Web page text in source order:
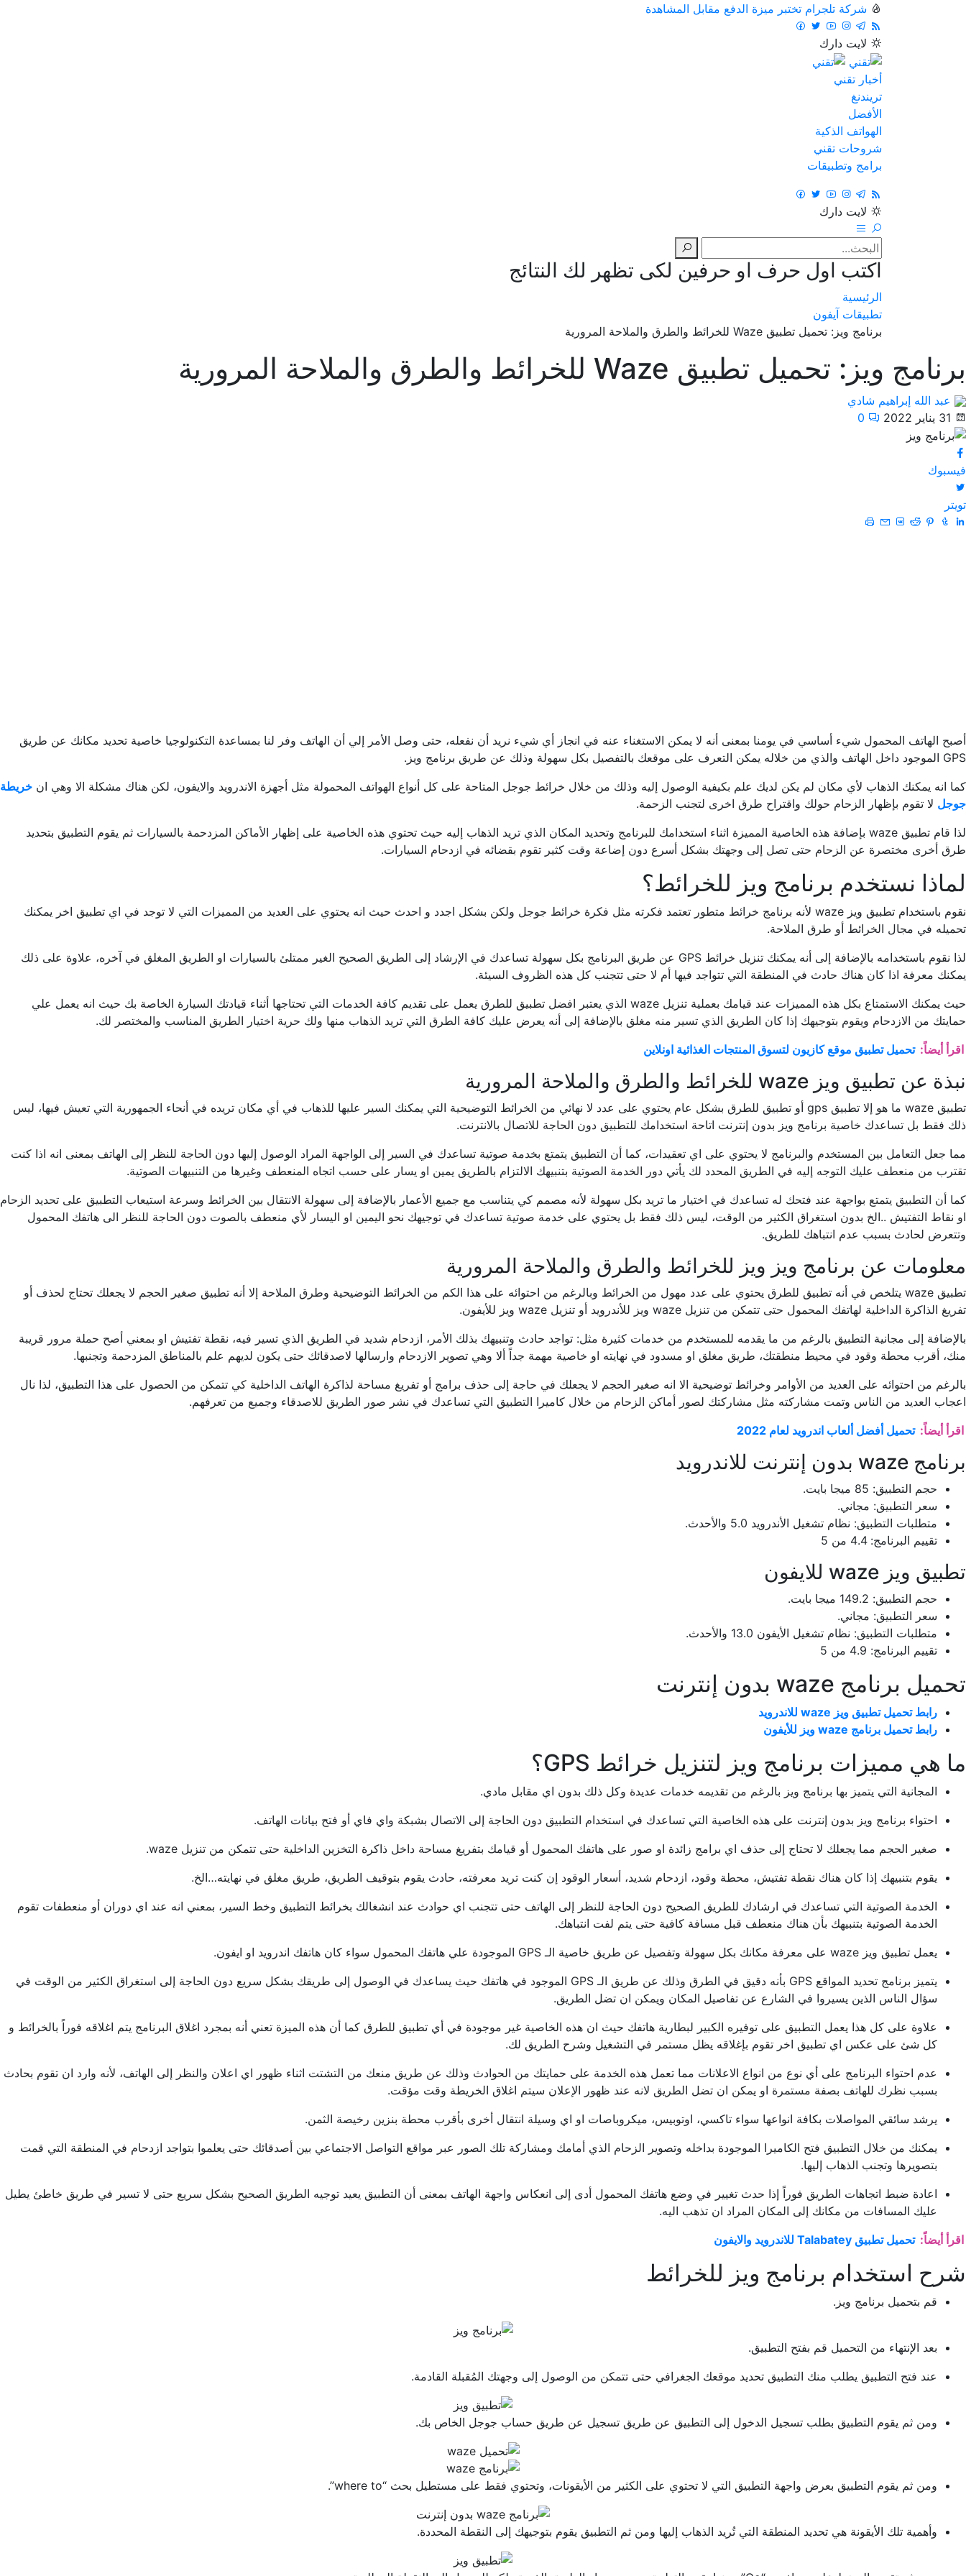
شركة تلجرام تختبر ميزة الدفع مقابل المشاهدة
لايت دارك
أخبار تقني
تريندنغ
الأفضل
الهواتف الذكية
شروحات تقني
برامج وتطبيقات
لايت دارك
اكتب اول حرف او حرفين لكى تظهر لك النتائج
الرئيسية
تطبيقات آيفون
برنامج ويز: تحميل تطبيق Waze للخرائط والطرق والملاحة المرورية
برنامج ويز: تحميل تطبيق Waze للخرائط والطرق والملاحة المرورية
عبد الله إبراهيم شادي
31 يناير 2022
0
فيسبوك
تويتر
أصبح الهاتف المحمول شيء أساسي في يومنا بمعنى أنه لا يمكن الاستغناء عنه في انجاز أي شيء نريد أن نفعله، حتى وصل الأمر إلي أن الهاتف وفر لنا بمساعدة التكنولوجيا خاصية تحديد مكانك عن طريق
GPS الموجود داخل الهاتف والذي من خلاله يمكن التعرف على موقعك بالتفصيل بكل سهولة وذلك عن طريق برنامج ويز.
كما انه يمكنك الذهاب لأي مكان لم يكن لديك علم بكيفية الوصول إليه وذلك من خلال خرائط جوجل المتاحة على كل أنواع الهواتف المحمولة مثل أجهزة الاندرويد والايفون، لكن هناك مشكلة الا وهي ان خريطة
جوجل لا تقوم بإظهار الزحام حولك واقتراح طرق اخرى لتجنب الزحمة.
لذا قام تطبيق waze بإضافة هذه الخاصية المميزة اثناء استخدامك للبرنامج وتحديد المكان الذي تريد الذهاب إليه حيث تحتوي هذه الخاصية على إظهار الأماكن المزدحمة بالسيارات ثم يقوم التطبيق بتحديد
طرق أخرى مختصرة عن الزحام حتى تصل إلى وجهتك بشكل أسرع دون إضاعة وقت كثير تقوم بقضائه في ازدحام السيارات.
لماذا نستخدم برنامج ويز للخرائط؟
نقوم باستخدام تطبيق ويز waze لأنه برنامج خرائط متطور تعتمد فكرته مثل فكرة خرائط جوجل ولكن بشكل اجدد و احدث حيث انه يحتوي على العديد من المميزات التي لا توجد في اي تطبيق اخر يمكنك
تحميله في مجال الخرائط أو طرق الملاحة.
لذا نقوم باستخدامه بالإضافة إلى أنه يمكنك تنزيل خرائط GPS عن طريق البرنامج بكل سهولة تساعدك في الإرشاد إلى الطريق الصحيح الغير ممتلئ بالسيارات او الطريق المغلق في آخره، علاوة على ذلك
يمكنك معرفة اذا كان هناك حادث في المنطقة التي تتواجد فيها أم لا حتى تتجنب كل هذه الظروف السيئة.
حيث يمكنك الاستمتاع بكل هذه المميزات عند قيامك بعملية تنزيل waze الذي يعتبر افضل تطبيق للطرق يعمل على تقديم كافة الخدمات التي تحتاجها أثناء قيادتك السيارة الخاصة بك حيث انه يعمل علي
حمايتك من الازدحام ويقوم بتوجيهك إذا كان الطريق الذي تسير منه مغلق بالإضافة إلى أنه يعرض عليك كافة الطرق التي تريد الذهاب منها ولك حرية اختيار الطريق المناسب والمختصر لك.
اقرأ أيضاً: تحميل تطبيق موقع كازيون لتسوق المنتجات الغذائية اونلاين
نبذة عن تطبيق ويز waze للخرائط والطرق والملاحة المرورية
تطبيق waze ما هو إلا تطبيق gps أو تطبيق للطرق بشكل عام يحتوي على عدد لا نهائي من الخرائط التوضيحية التي يمكنك السير عليها للذهاب في أي مكان تريده في أنحاء الجمهورية التي تعيش فيها، ليس
ذلك فقط بل تساعدك خاصية برنامج ويز بدون إنترنت اتاحة استخدامك للتطبيق دون الحاجة للاتصال بالانترنت.
مما جعل التعامل بين المستخدم والبرنامج لا يحتوي على اي تعقيدات، كما أن التطبيق يتمتع بخدمة صوتية تساعدك في السير إلى الواجهة المراد الوصول إليها دون الحاجة للنظر إلى الهاتف بمعنى انه اذا كنت
تقترب من منعطف عليك التوجه إليه في الطريق المحدد لك يأتي دور الخدمة الصوتية بتنبيهك الالتزام بالطريق يمين او يسار على حسب اتجاه المنعطف وغيرها من التنبيهات الصوتية.
كما أن التطبيق يتمتع بواجهة عند فتحك له تساعدك في اختيار ما تريد بكل سهولة لأنه مصمم كي يتناسب مع جميع الأعمار بالإضافة إلى سهولة الانتقال بين الخرائط وسرعة استيعاب التطبيق على تحديد الزحام
او نقاط التفتيش ..الخ بدون استغراق الكثير من الوقت، ليس ذلك فقط بل يحتوي على خدمة صوتية تساعدك في توجيهك نحو اليمين او اليسار لأي منعطف بالصوت دون الحاجة للنظر الى هاتفك المحمول
وتتعرض لحادث بسبب عدم انتباهك للطريق.
معلومات عن برنامج ويز ويز للخرائط والطرق والملاحة المرورية
تطبيق waze يتلخص في أنه تطبيق للطرق يحتوي على عدد مهول من الخرائط وبالرغم من احتوائه على هذا الكم من الخرائط التوضيحية وطرق الملاحة إلا أنه تطبيق صغير الحجم لا يجعلك تحتاج لحذف أو
تفريغ الذاكرة الداخلية لهاتفك المحمول حتى تتمكن من تنزيل waze ويز للأندرويد أو تنزيل waze ويز للأيفون.
بالإضافة إلى مجانية التطبيق بالرغم من ما يقدمه للمستخدم من خدمات كثيرة مثل: تواجد حادث وتنبيهك بذلك الأمر، ازدحام شديد في الطريق الذي تسير فيه، نقطة تفتيش او بمعني أصح حملة مرور قريبة
منك، أقرب محطة وقود في محيط منطقتك، طريق مغلق او مسدود في نهايته او خاصية مهمة جداً ألا وهي تصوير الازدحام وارسالها لاصدقائك حتى يكون لديهم علم بالمناطق المزدحمة وتجنبها.
بالرغم من احتوائه على العديد من الأوامر وخرائط توضيحية الا انه صغير الحجم لا يجعلك في حاجة إلى حذف برامج أو تفريغ مساحة لذاكرة الهاتف الداخلية كي تتمكن من الحصول على هذا التطبيق، لذا نال
اعجاب العديد من الناس وتمت مشاركته مثل مشاركتك لصور أماكن الزحام من خلال كاميرا التطبيق التي تساعدك في نشر صور الطريق للاصدقاء وجميع من تعرفهم.
اقرأ أيضاً: تحميل أفضل ألعاب اندرويد لعام 2022
برنامج waze بدون إنترنت للاندرويد
حجم التطبيق: 85 ميجا بايت.
سعر التطبيق: مجاني.
متطلبات التطبيق: نظام تشغيل الأندرويد 5.0 والأحدث.
تقييم البرنامج: 4.4 من 5
تطبيق ويز waze للايفون
حجم التطبيق: 149.2 ميجا بايت.
سعر التطبيق: مجاني.
متطلبات التطبيق: نظام تشغيل الأيفون 13.0 والأحدث.
تقييم البرنامج: 4.9 من 5
تحميل برنامج waze بدون إنترنت
رابط تحميل تطبيق ويز waze للاندرويد
رابط تحميل برنامج waze ويز للأيفون
ما هي مميزات برنامج ويز لتنزيل خرائط GPS؟
المجانية التي يتميز بها برنامج ويز بالرغم من تقديمه خدمات عديدة وكل ذلك بدون اي مقابل مادي.
احتواء برنامج ويز بدون إنترنت على هذه الخاصية التي تساعدك في استخدام التطبيق دون الحاجة إلى الاتصال بشبكة واي فاي أو فتح بيانات الهاتف.
صغير الحجم مما يجعلك لا تحتاج إلى حذف اي برامج زائدة او صور على هاتفك المحمول أو قيامك بتفريغ مساحة داخل ذاكرة التخزين الداخلية حتى تتمكن من تنزيل waze.
يقوم بتنبيهك إذا كان هناك نقطة تفتيش، محطة وقود، ازدحام شديد، أسعار الوقود إن كنت تريد معرفته، حادث يقوم بتوقيف الطريق، طريق مغلق في نهايته…الخ.
الخدمة الصوتية التي تساعدك في ارشادك للطريق الصحيح دون الحاجة للنظر إلى الهاتف حتى تتجنب اي حوادث عند انشغالك بخرائط التطبيق وخط السير، بمعني انه عند اي دوران أو منعطفات تقوم
الخدمة الصوتية بتنبيهك بأن هناك منعطف قبل مسافة كافية حتى يتم لفت انتباهك.
يعمل تطبيق ويز waze على معرفة مكانك بكل سهولة وتفصيل عن طريق خاصية الـ GPS الموجودة علي هاتفك المحمول سواء كان هاتفك اندرويد او ايفون.
يتميز برنامج تحديد المواقع GPS بأنه دقيق في الطرق وذلك عن طريق الـ GPS الموجود في هاتفك حيث يساعدك في الوصول إلى طريقك بشكل سريع دون الحاجة إلى استغراق الكثير من الوقت في
سؤال الناس الذين يسيروا في الشارع عن تفاصيل المكان ويمكن ان تضل الطريق.
علاوة على كل هذا يعمل التطبيق على توفيره الكبير لبطارية هاتفك حيث ان هذه الخاصية غير موجودة في أي تطبيق للطرق كما أن هذه الميزة تعني أنه بمجرد اغلاق البرنامج يتم اغلاقه فوراً بالخرائط و
كل شئ على عكس اي تطبيق اخر تقوم بإغلاقه يظل مستمر في التشغيل وشرح الطريق لك.
عدم احتواء البرنامج على أي نوع من انواع الاعلانات مما تعمل هذه الخدمة على حمايتك من الحوادث وذلك عن طريق منعك من التشتت اثناء ظهور اي اعلان والنظر إلى الهاتف، لأنه وارد ان تقوم بحادث
بسبب نظرك للهاتف بصفة مستمرة او يمكن ان تضل الطريق لانه عند ظهور الإعلان سيتم اغلاق الخريطة وقت مؤقت.
يرشد سائقي المواصلات بكافة انواعها سواء تاكسي، اوتوبيس، ميكروباصات او اي وسيلة انتقال أخرى بأقرب محطة بنزين رخيصة الثمن.
يمكنك من خلال التطبيق فتح الكاميرا الموجودة بداخله وتصوير الزحام الذي أمامك ومشاركة تلك الصور عبر مواقع التواصل الاجتماعي بين أصدقائك حتى يعلموا بتواجد ازدحام في المنطقة التي قمت
بتصويرها وتجنب الذهاب إليها.
اعادة ضبط اتجاهات الطريق فوراً إذا حدث تغيير في وضع هاتفك المحمول أدى إلى انعكاس واجهة الهاتف بمعنى أن التطبيق يعيد توجيه الطريق الصحيح بشكل سريع حتى لا تسير في طريق خاطئ يطيل
عليك المسافات من مكانك إلى المكان المراد ان تذهب اليه.
اقرأ أيضاً: تحميل تطبيق Talabatey للاندرويد والايفون
شرح استخدام برنامج ويز للخرائط
قم بتحميل برنامج ويز.
بعد الإنتهاء من التحميل قم بفتح التطبيق.
عند فتح التطبيق يطلب منك التطبيق تحديد موقعك الجغرافي حتى تتمكن من الوصول إلى وجهتك المُقبلة القادمة.
ومن ثم يقوم التطبيق بطلب تسجيل الدخول إلى التطبيق عن طريق تسجيل عن طريق حساب جوجل الخاص بك.
ومن ثم يقوم التطبيق بعرض واجهة التطبيق التي لا تحتوي على الكثير من الأيقونات، وتحتوي فقط على مستطيل بحث “where to”.
وأهمية تلك الأيقونة هي تحديد المنطقة التي تُريد الذهاب إليها ومن ثم التطبيق يقوم بتوجيهك إلى النقطة المحددة.